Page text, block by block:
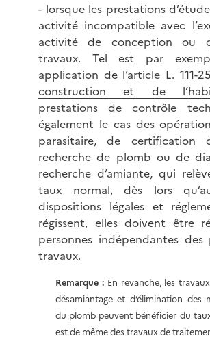
- lorsque les prestations
activité incompatible avec
activité de conception ou
travaux. Tel est par
application de l’article L. 111-
construction et de
prestations de contrôle
également le cas des
parasitaire, de certification
recherche de plomb ou de
recherche d’amiante, qui
taux normal, dès lors
dispositions légales et
régissent, elles doivent être
personnes indépendantes des
travaux.
Remarque : En revanche, les
désamiantage et d’élimination des
du plomb peuvent bénéficier du
est de même des travaux de